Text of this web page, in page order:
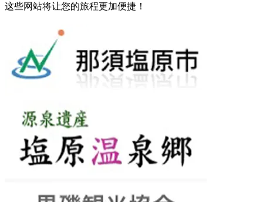
这些网站将让您的旅程更加便捷！